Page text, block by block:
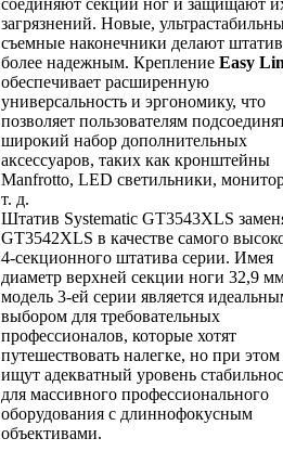
загрязнений. Новые,
съемные наконечники делают
более надежным. Крепление Easy
обеспечивает расширенную
универсальность и эргономику, что
позволяет пользователям
широкий набор дополнительных
аксессуаров, таких как кронштейны
Manfrotto, LED светильники,
т. д.
Штатив Systematic GT3543XLS
GT3542XLS в качестве самого
4-секционного штатива серии. Имея
диаметр верхней секции ноги 32,9
модель 3-ей серии является
выбором для требовательных
профессионалов, которые хотят
путешествовать налегке, но при этом
ищут адекватный уровень
для массивного профессионального
оборудования с длиннофокусным
объективами.